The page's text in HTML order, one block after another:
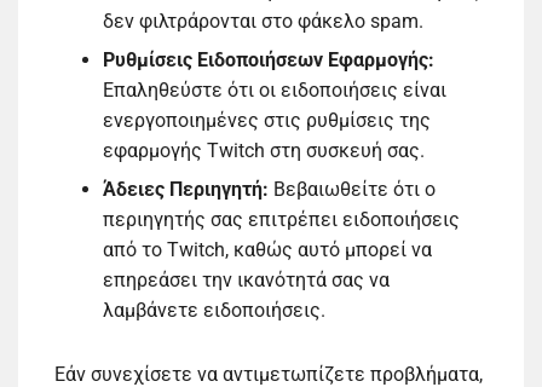
δεν φιλτράρονται στο φάκελο spam.
Ρυθμίσεις Ειδοποιήσεων Εφαρμογής:
Επαληθεύστε ότι οι ειδοποιήσεις είναι
ενεργοποιημένες στις ρυθμίσεις της
εφαρμογής Twitch στη συσκευή σας.
Άδειες Περιηγητή: Βεβαιωθείτε ότι ο
περιηγητής σας επιτρέπει ειδοποιήσεις
από το Twitch, καθώς αυτό μπορεί να
επηρεάσει την ικανότητά σας να
λαμβάνετε ειδοποιήσεις.
Εάν συνεχίσετε να αντιμετωπίζετε προβλήματα,